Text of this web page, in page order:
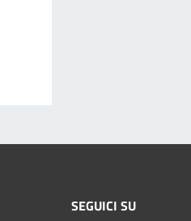
SEGUICI SU